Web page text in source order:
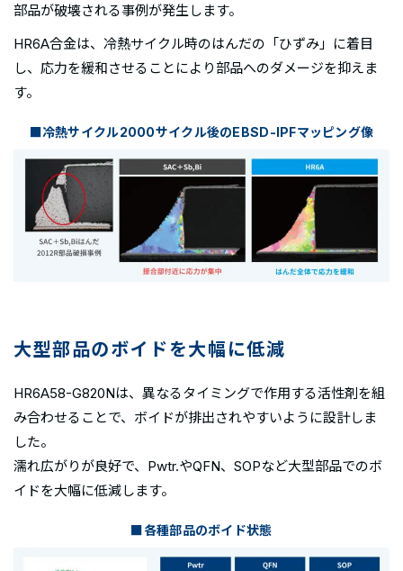
部品が破壊される事例が発生します。
HR6A合金は、冷熱サイクル時のはんだの「ひずみ」に着目
し、応力を緩和させることにより部品へのダメージを抑えま
す。
■冷熱サイクル2000サイクル後のEBSD-IPFマッピング像
大型部品のボイドを大幅に低減
HR6A58-G820Nは、異なるタイミングで作用する活性剤を組
み合わせることで、ボイドが排出されやすいように設計しま
した。
濡れ広がりが良好で、Pwtr.やQFN、SOPなど大型部品でのボ
イドを大幅に低減します。
■各種部品のボイド状態